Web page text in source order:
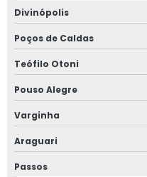
Medição de consumo
Medição de consumo de
Medição de energia em
Medição de energia
Medição de grandezas
Medição de qualidade de
Divinópolis
Poços de Caldas
Teófilo Otoni
Pouso Alegre
Varginha
Araguari
Passos